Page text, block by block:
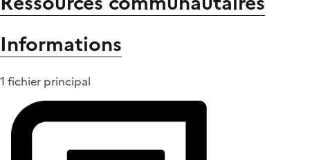
Informations
1 fichier principal